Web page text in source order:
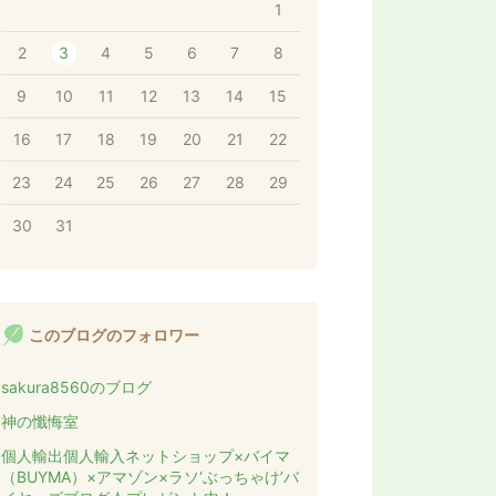
1
2 3 4 5 6 7 8
9 10 11 12 13 14 15
16 17 18 19 20 21 22
23 24 25 26 27 28 29
30 31
このブログのフォロワー
sakura8560のブログ
神の懺悔室
個人輸出個人輸入ネットショップ×バイマ
（BUYMA）×アマゾン×ラソ‘ぶっちゃけ’バ